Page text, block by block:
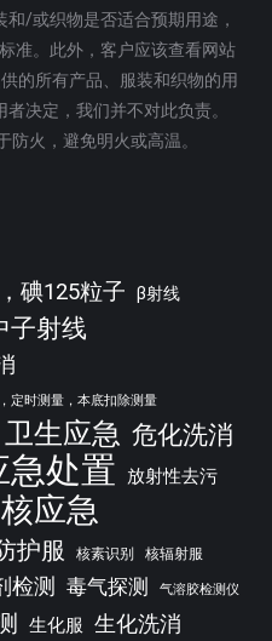
/或织物是否适合预期用途，
准。此外，客户应该查看网站
的所有产品、服装和织物的用
决定，我们并不对此负责。
火，避免明火或高温。
碘125粒子 β射线
子射线
定时测量，本底扣除测量
卫生应急 危化洗消
急处置
放射性去污
核应急
护服 核素识别 核辐射服
检测 毒气探测 气溶胶检测仪
生化服 生化洗消